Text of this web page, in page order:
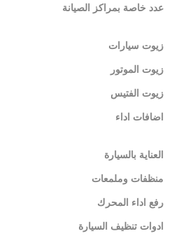
عدد خاصة بمراكز الصيانة
زيوت سيارات
زيوت الموتور
زيوت الفتيس
اضافات اداء
العناية بالسيارة
منظفات وملمعات
رفع اداء المحرك
ادوات تنظيف السيارة